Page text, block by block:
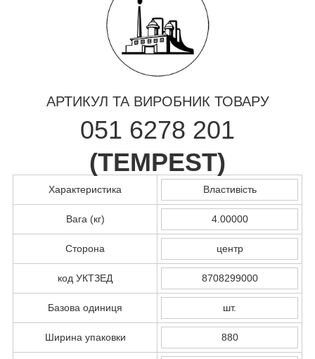
АРТИКУЛ ТА ВИРОБНИК ТОВАРУ
051 6278 201
(TEMPEST)
Характеристика Властивість
Вага (кг) 4.00000
Сторона центр
код УКТЗЕД 8708299000
Базова одиниця шт.
Ширина упаковки 880